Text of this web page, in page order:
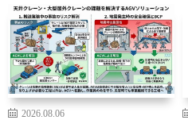
2026.08.06